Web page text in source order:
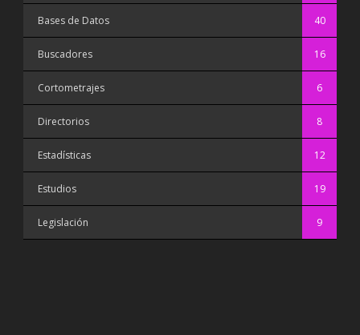
Bases de Datos 40
Buscadores 16
Cortometrajes 6
Directorios 8
Estadísticas 12
Estudios 19
Legislación 9